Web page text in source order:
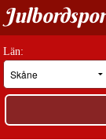
HITTA RÄTT
GUIDER
Län: